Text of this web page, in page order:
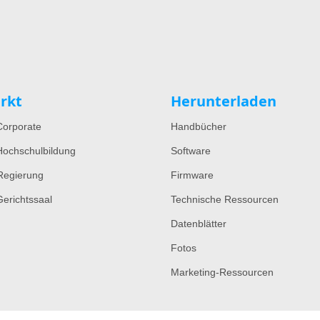
Herunterladen
Handbücher
Software
Firmware
Technische Ressourcen
Datenblätter
Fotos
Marketing-Ressourcen